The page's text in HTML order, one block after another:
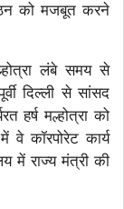
को मजबूत करने
लंबे समय से
दिल्ली से सांसद
हर्ष मल्होत्रा को
वे कॉरपोरेट कार्य
में राज्य मंत्री की